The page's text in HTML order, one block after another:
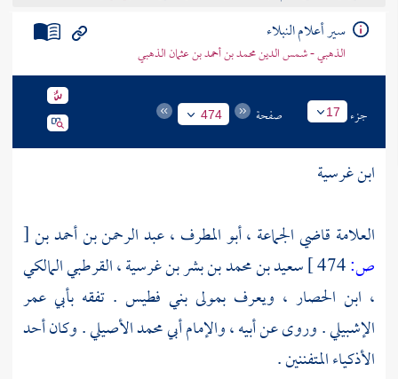
سير أعلام النبلاء
الذهبي - شمس الدين محمد بن أحمد بن عثمان الذهبي
جزء 17 صفحة 474
ابن غرسية
العلامة قاضي الجماعة ، أبو المطرف ، عبد الرحمن بن أحمد بن[
ص:
سعيد بن محمد بن بشر بن غرسية ، القرطبي المالكي
، ابن الحصار ، ويعرف بمولى بني فطيس . تفقه بأبي عمر
الإشبيلي. وروى عن أبيه ،والإمام أبي محمد الأصيلي. وكان أحد
الأذكياء المتفننين .